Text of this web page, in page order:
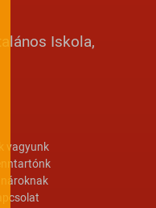
Iskola,
menu
vagyunk